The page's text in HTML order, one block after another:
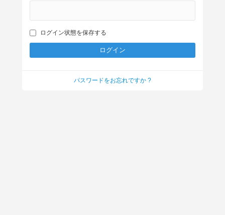
ログイン状態を保存する
パスワードをお忘れですか ?